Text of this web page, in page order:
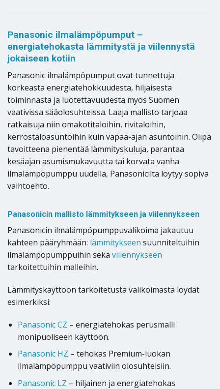
Panasonic ilmalämpöpumput –
energiatehokasta lämmitystä ja viilennystä
jokaiseen kotiin
Panasonic ilmalämpöpumput ovat tunnettuja
korkeasta energiatehokkuudesta, hiljaisesta
toiminnasta ja luotettavuudesta myös Suomen
vaativissa sääolosuhteissa. Laaja mallisto tarjoaa
ratkaisuja niin omakotitaloihin, rivitaloihin,
kerrostaloasuntoihin kuin vapaa-ajan asuntoihin. Olipa
tavoitteena pienentää lämmityskuluja, parantaa
kesäajan asumismukavuutta tai korvata vanha
ilmalämpöpumppu uudella, Panasonicilta löytyy sopiva
vaihtoehto.
Panasonicin mallisto lämmitykseen ja viilennykseen
Panasonicin ilmalämpöpumppuvalikoima jakautuu
kahteen pääryhmään: lämmitykseen suunniteltuihin
ilmalämpöpumppuihin sekä viilennykseen
tarkoitettuihin malleihin.
Lämmityskäyttöön tarkoitetusta valikoimasta löydät
esimerkiksi:
Panasonic CZ – energiatehokas perusmalli
monipuoliseen käyttöön.
Panasonic HZ – tehokas Premium-luokan
ilmalämpöpumppu vaativiin olosuhteisiin.
Panasonic LZ – hiljainen ja energiatehokas